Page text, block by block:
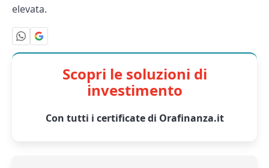
elevata.
Scopri le soluzioni di
investimento
Con tutti i certificate di Orafinanza.it